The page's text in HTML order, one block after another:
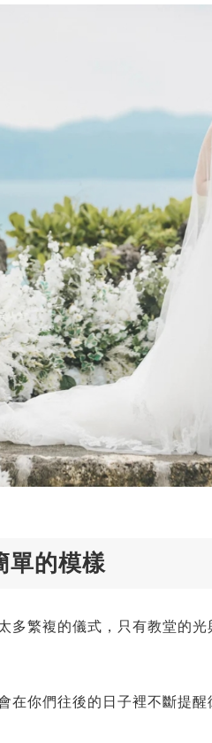
單的模樣
多繁複的儀式，只有教堂的
在你們往後的日子裡不斷提